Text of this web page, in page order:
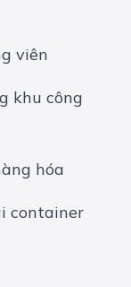
viên
khu công
hóa
container